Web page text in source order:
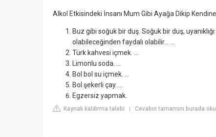
Alkol Etkisindeki İnsanı Mum Gibi Ayağa Dikip
Buz gibi soğuk bir duş. Soğuk bir duş,
olabileceğinden faydalı olabilir... ...
Türk kahvesi içmek. ...
Limonlu soda. ...
Bol bol su içmek. ...
Bol şekerli çay. ...
Egzersiz yapmak.
Kaynak kaldırma talebi | Cevabın tamamını burada